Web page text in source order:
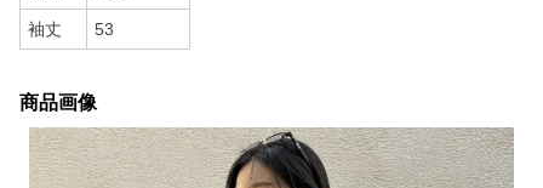
袖丈 53
商品画像